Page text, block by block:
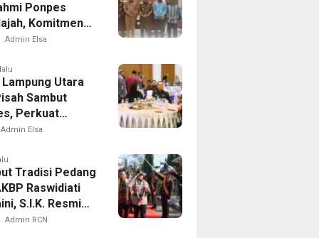
Ponpes
Komitmen
Admin Elsa
Utara
Sambut
Perkuat
Kamtibmas
Admin Elsa
Tradisi Pedang
Raswidiati
S.I.K. Resmi
Lampung
Admin RCN